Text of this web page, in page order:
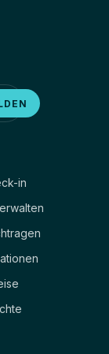
in